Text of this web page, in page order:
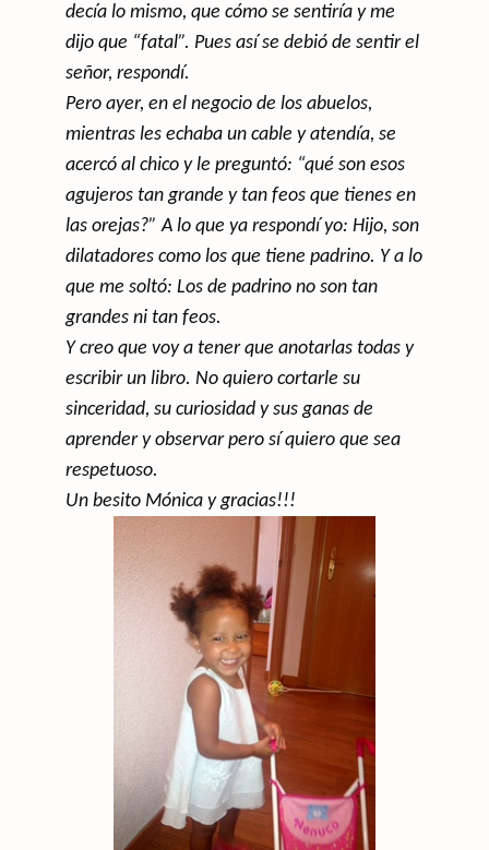
decía lo mismo, que cómo se sentiría y me
dijo que “fatal”. Pues así se debió de sentir el
señor, respondí.
Pero ayer, en el negocio de los abuelos,
mientras les echaba un cable y atendía, se
acercó al chico y le preguntó: “qué son esos
agujeros tan grande y tan feos que tienes en
las orejas?” A lo que ya respondí yo: Hijo, son
dilatadores como los que tiene padrino. Y a lo
que me soltó: Los de padrino no son tan
grandes ni tan feos.
Y creo que voy a tener que anotarlas todas y
escribir un libro. No quiero cortarle su
sinceridad, su curiosidad y sus ganas de
aprender y observar pero sí quiero que sea
respetuoso.
Un besito Mónica y gracias!!!